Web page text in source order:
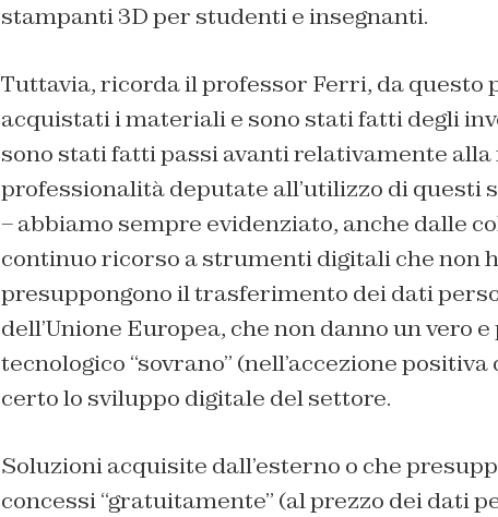
stampanti 3D per studenti e insegnanti.
Tuttavia, ricorda il professor Ferri, da questo
acquistati i materiali e sono stati fatti degli
sono stati fatti passi avanti relativamente
professionalità deputate all’utilizzo di questi
– abbiamo sempre evidenziato, anche dalle
continuo ricorso a strumenti digitali che non
presuppongono il trasferimento dei dati
dell’Unione Europea, che non danno un vero
tecnologico “sovrano” (nell’accezione
certo lo sviluppo digitale del settore.
Soluzioni acquisite dall’esterno o che
concessi “gratuitamente” (al prezzo dei dati